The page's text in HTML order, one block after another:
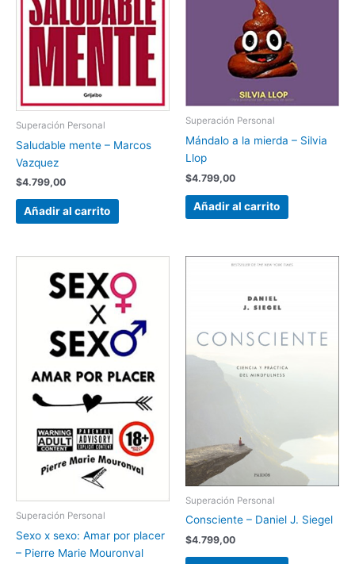
Superación Personal
Saludable mente – Marcos
Vazquez
$4.799,00
Añadir al carrito
Superación Personal
Mándalo a la mierda – Silvia
Llop
$4.799,00
Añadir al carrito
Superación Personal
Sexo x sexo: Amar por placer
– Pierre Marie Mouronval
Superación Personal
Consciente – Daniel J. Siegel
$4.799,00